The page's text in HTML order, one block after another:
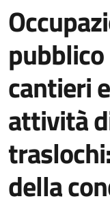
cantieri
attività
della